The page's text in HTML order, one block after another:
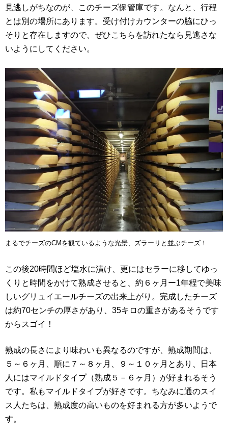
見逃しがちなのが、このチーズ保管庫です。なんと、行程
とは別の場所にあります。受け付けカウンターの脇にひっ
そりと存在しますので、ぜひこちらを訪れたなら見逃さな
いようにしてください。
まるでチーズのCMを観ているような光景、ズラーリと並ぶチーズ！
この後20時間ほど塩水に漬け、更にはセラーに移してゆっ
くりと時間をかけて熟成させると、約６ヶ月ー1年程で美味
しいグリュイエールチーズの出来上がり。完成したチーズ
は約70センチの厚さがあり、35キロの重さがあるそうです
からスゴイ！
熟成の長さにより味わいも異なるのですが、熟成期間は、
５～６ヶ月、順に７～８ヶ月、９～１０ヶ月とあり、日本
人にはマイルドタイプ（熟成５－６ヶ月）が好まれるそう
です。私もマイルドタイプが好きです。ちなみに通のスイ
ス人たちは、熟成度の高いものを好まれる方が多いようで
す。